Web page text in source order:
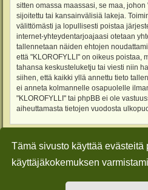
Tämä sivusto käyttää evästeitä
käyttäjäkokemuksen
sitten omassa maassasi, se maa,
sijoitettu tai kansainvälisiä lakeja.
välittömästi ja lopullisesti poistaa
internet-yhteydentarjoajaasi otetaan
tallennetaan näiden ehtojen
että "KLOROFYLLI" on oikeus poistaa,
tahansa keskusteluketju tai viesti niin
siihen, että kaikki yllä annettu tieto
ei anneta kolmannelle osapuolelle
"KLOROFYLLI" tai phpBB ei ole
aiheuttamasta tietojen vuodosta
Etusivu Viesti
Keskustelufoorumin ohjelmistophpBB®